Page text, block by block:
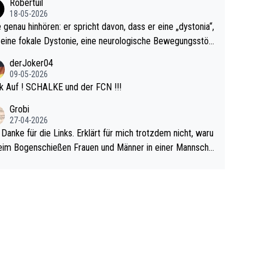
Robertuil
18-05-2026
genau hinhören: er spricht davon, dass er eine „dystonia“,
fokale Dystonie, eine neurologische Bewegungsstör
im Arm hat. Und, dass Medikamente ihm helfen! Ich gl
immer noch, dass sehr viele der Dartits-Fälle fälschlich p
könnten teils wirksam behandelt werden! Dafür müsst
nur zum Neurologen und nicht zum Mentaltrainer gehe
derJoker04
09-05-2026
Auf ! SCHALKE und der FCN !!!
Grobi
27-04-2026
Danke für die Links. Erklärt für mich trotzdem nicht, waru
Bogenschießen Frauen und Männer in einer Mannscha